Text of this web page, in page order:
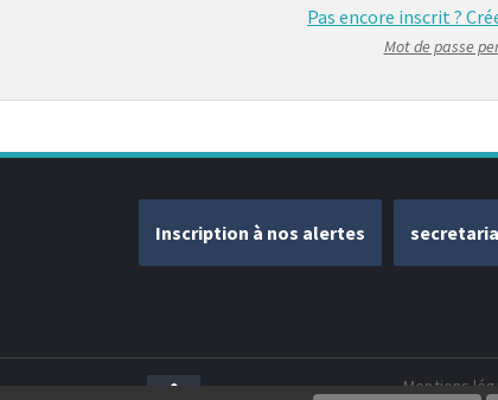
Pas encore inscrit ?
Mot de passe
Inscription à nos alertes
Mentions